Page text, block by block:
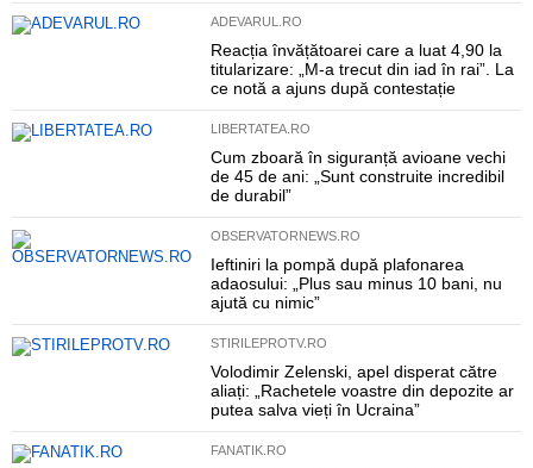
ADEVARUL.RO
Reacția învățătoarei care a luat 4,90 la
titularizare: „M-a trecut din iad în rai”. La
ce notă a ajuns după contestație
LIBERTATEA.RO
Cum zboară în siguranță avioane vechi
de 45 de ani: „Sunt construite incredibil
de durabil”
OBSERVATORNEWS.RO
Ieftiniri la pompă după plafonarea
adaosului: „Plus sau minus 10 bani, nu
ajută cu nimic”
STIRILEPROTV.RO
Volodimir Zelenski, apel disperat către
aliați: „Rachetele voastre din depozite ar
putea salva vieți în Ucraina”
FANATIK.RO